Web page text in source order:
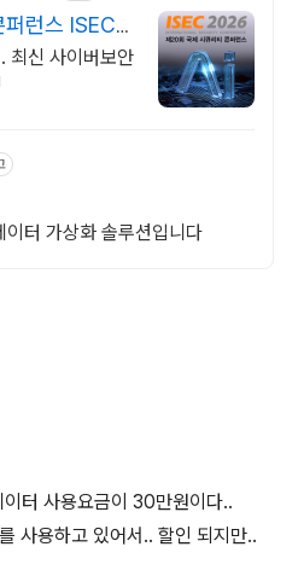
런스 ISEC
최신 사이버보안
터 가상화 솔루션입니다
터 사용요금이 30만원이다..
사용하고 있어서.. 할인 되지만..